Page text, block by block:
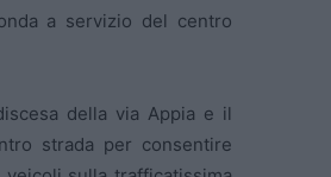
a servizio del centro
della via Appia e il
strada per consentire